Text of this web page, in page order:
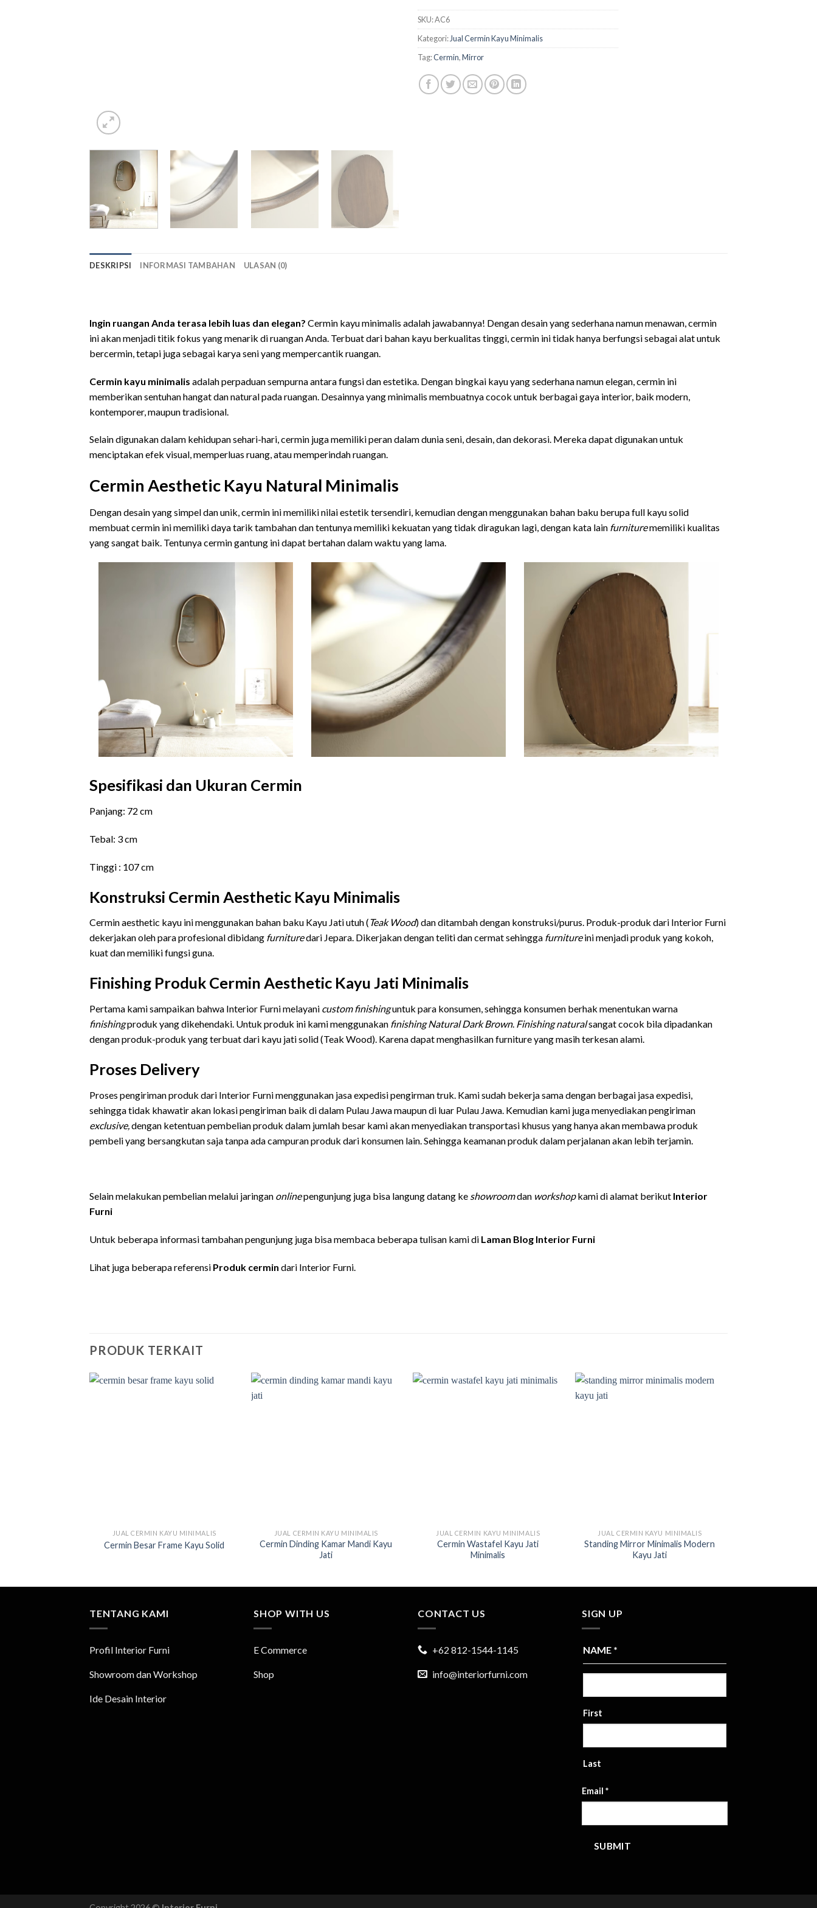
SKU:AC6
Kategori:Jual Cermin Kayu Minimalis
Tag:Cermin,Mirror
DESKRIPSI INFORMASI TAMBAHAN ULASAN (0)
Ingin ruangan Anda terasa lebih luas dan elegan? Cermin kayu minimalis adalah jawabannya! Dengan desain yang sederhana namun menawan, cermin
ini akan menjadi titik fokus yang menarik di ruangan Anda. Terbuat dari bahan kayu berkualitas tinggi, cermin ini tidak hanya berfungsi sebagai alat untuk
bercermin, tetapi juga sebagai karya seni yang mempercantik ruangan.
Cermin kayu minimalis adalah perpaduan sempurna antara fungsi dan estetika. Dengan bingkai kayu yang sederhana namun elegan, cermin ini
memberikan sentuhan hangat dan natural pada ruangan. Desainnya yang minimalis membuatnya cocok untuk berbagai gaya interior, baik modern,
kontemporer, maupun tradisional.
Selain digunakan dalam kehidupan sehari-hari, cermin juga memiliki peran dalam dunia seni, desain, dan dekorasi. Mereka dapat digunakan untuk
menciptakan efek visual, memperluas ruang, atau memperindah ruangan.
Cermin Aesthetic Kayu Natural Minimalis
Dengan desain yang simpel dan unik, cermin ini memiliki nilai estetik tersendiri, kemudian dengan menggunakan bahan baku berupa full kayu solid
membuat cermin ini memiliki daya tarik tambahan dan tentunya memiliki kekuatan yang tidak diragukan lagi, dengan kata lain furniturememiliki kualitas
yang sangat baik. Tentunya cermin gantung ini dapat bertahan dalam waktu yang lama.
Spesifikasi dan Ukuran Cermin
Panjang: 72 cm
Tebal: 3 cm
Tinggi : 107 cm
Konstruksi Cermin Aesthetic Kayu Minimalis
Cermin aesthetic kayu ini menggunakan bahan baku Kayu Jati utuh (Teak Wood) dan ditambah dengan konstruksi/purus. Produk-produk dari Interior Furni
dekerjakan oleh para profesional dibidang furnituredari Jepara. Dikerjakan dengan teliti dan cermat sehingga furnitureini menjadi produk yang kokoh,
kuat dan memiliki fungsi guna.
Finishing Produk Cermin Aesthetic Kayu Jati Minimalis
Pertama kami sampaikan bahwa Interior Furni melayani custom finishinguntuk para konsumen, sehingga konsumen berhak menentukan warna
finishingproduk yang dikehendaki. Untuk produk ini kami menggunakan finishing Natural Dark Brown. Finishing naturalsangat cocok bila dipadankan
dengan produk-produk yang terbuat dari kayu jati solid (Teak Wood). Karena dapat menghasilkan furniture yang masih terkesan alami.
Proses Delivery
Proses pengiriman produk dari Interior Furni menggunakan jasa expedisi pengirman truk. Kami sudah bekerja sama dengan berbagai jasa expedisi,
sehingga tidak khawatir akan lokasi pengiriman baik di dalam Pulau Jawa maupun di luar Pulau Jawa. Kemudian kami juga menyediakan pengiriman
exclusive, dengan ketentuan pembelian produk dalam jumlah besar kami akan menyediakan transportasi khusus yang hanya akan membawa produk
pembeli yang bersangkutan saja tanpa ada campuran produk dari konsumen lain. Sehingga keamanan produk dalam perjalanan akan lebih terjamin.
Selain melakukan pembelian melalui jaringan onlinepengunjung juga bisa langung datang ke showroomdan workshopkami di alamat berikut Interior
Furni
Untuk beberapa informasi tambahan pengunjung juga bisa membaca beberapa tulisan kami di Laman Blog Interior Furni
Lihat juga beberapa referensi Produk cermin dari Interior Furni.
PRODUK TERKAIT
JUAL CERMIN KAYU MINIMALIS
Cermin Besar Frame Kayu Solid
JUAL CERMIN KAYU MINIMALIS
Cermin Dinding Kamar Mandi Kayu
Jati
JUAL CERMIN KAYU MINIMALIS
Cermin Wastafel Kayu Jati
Minimalis
JUAL CERMIN KAYU MINIMALIS
Standing Mirror Minimalis Modern
Kayu Jati
TENTANG KAMI
Profil Interior Furni
Showroom dan Workshop
Ide Desain Interior
SHOP WITH US
E Commerce
Shop
CONTACT US
+62 812-1544-1145
info@interiorfurni.com
SIGN UP
NAME *
First
Last
Email *
SUBMIT